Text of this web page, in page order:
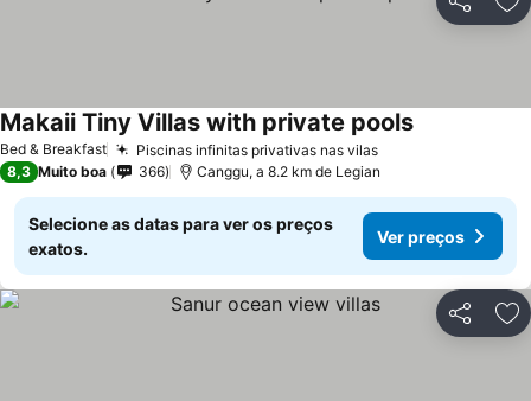
Partilhar
Bed & Breakfast Piscinas infinitas privativas nas vilasVer preços
Makaii Tiny Villas with private poolsVer preços
8,3 Muito boa 366 Canggu, a 8.2 km de Legian
Selecione as datas para ver os preços
exatos.
Ver preços
Partilhar